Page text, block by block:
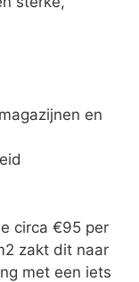
en
circa €95 per
zakt dit naar
met een iets